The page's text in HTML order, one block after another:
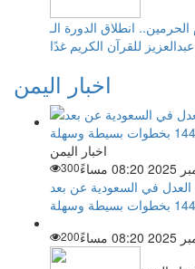
انطلاق الدورة الـ
اخبار اليمن
اخبار اليمن
300
في السعودية عن بعد
بسيطة وسهلة
200